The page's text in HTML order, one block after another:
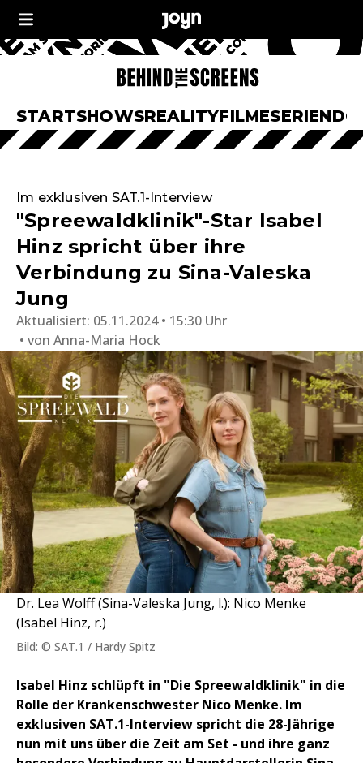
STARTSHOWSREALITYFILMESERIEN
Im exklusiven SAT.1-Interview
"Spreewaldklinik"-Star Isabel
Hinz spricht über ihre
Verbindung zu Sina-Valeska
Jung
Aktualisiert: 05.11.2024 • 15:30 Uhr
von Anna-Maria Hock
Dr. Lea Wolff (Sina-Valeska Jung, l.): Nico Menke
(Isabel Hinz, r.)
Bild: © SAT.1 / Hardy Spitz
Isabel Hinz schlüpft in "Die Spreewaldklinik" in die
Rolle der Krankenschwester Nico Menke. Im
exklusiven SAT.1-Interview spricht die 28-Jährige
nun mit uns über die Zeit am Set - und ihre ganz